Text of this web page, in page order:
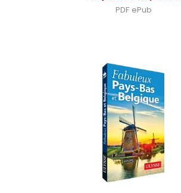
PDF ePub